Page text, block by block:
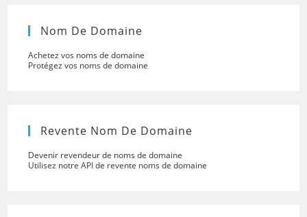
Nom De Domaine
Achetez vos noms de domaine
Protégez vos noms de domaine
Revente Nom De Domaine
Devenir revendeur de noms de domaine
Utilisez notre API de revente noms de domaine